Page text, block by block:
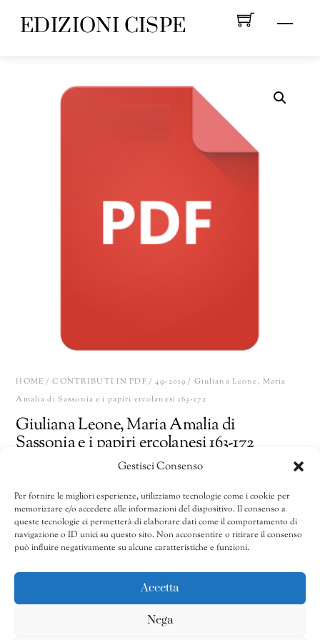
Gestisci Consenso
Per fornire le migliori esperienze, utilizziamo tecnologie come i cookie per
memorizzare e/o accedere alle informazioni del dispositivo. Il consenso a
queste tecnologie ci permetterà di elaborare dati come il comportamento di
navigazione o ID unici su questo sito. Non acconsentire o ritirare il consenso
può influire negativamente su alcune caratteristiche e funzioni.
Accetta
Nega
Menu
EDIZIONI CISPE
HOME /CONTRIBUTI IN PDF/49-2019/ Giuliana Leone, Maria
Amalia di Sassonia e i papiri ercolanesi 163-172
Giuliana Leone, Maria Amalia di
Sassonia e i papiri ercolanesi 163-172
Giuliana
Leone,
Maria
Amalia
Sassonia
AGGIUNGI AL CARRELLO Share
CATEGORIE:41/2011-50/2020,49-2019,Contributi in pdf